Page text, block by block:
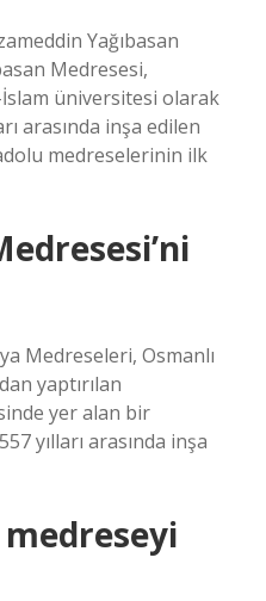
Yağıbasan
Medresesi,
üniversitesi olarak
arasında inşa edilen
medreselerinin ilk
Medreseleri, Osmanlı
yaptırılan
yer alan bir
yılları arasında inşa